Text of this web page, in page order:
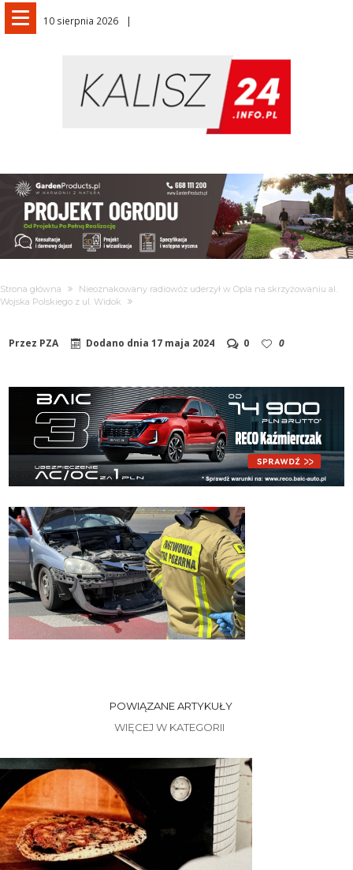
10 sierpnia 2026
Strona główna
Nieoznakowany radiowóz uderzył w Opla na skrzyżowaniu al.
Wojska Polskiego z ul. Widok
Przez PZA Dodano dnia17 maja 2024 0 0
POWIĄZANE ARTYKUŁY
WIĘCEJ W KATEGORII